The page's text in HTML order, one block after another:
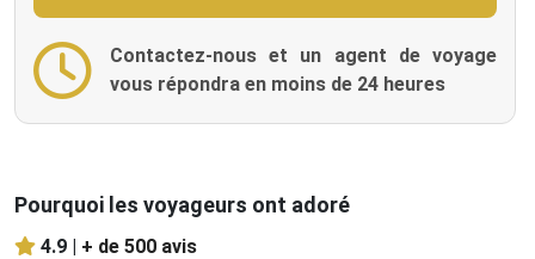
Contactez-nous et un agent de voyage
vous répondra en moins de 24 heures
Pourquoi les voyageurs ont adoré
4.9 | + de 500 avis